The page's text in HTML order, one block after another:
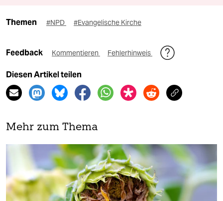
Themen #NPD #Evangelische Kirche
Feedback Kommentieren Fehlerhinweis
Diesen Artikel teilen
Mehr zum Thema